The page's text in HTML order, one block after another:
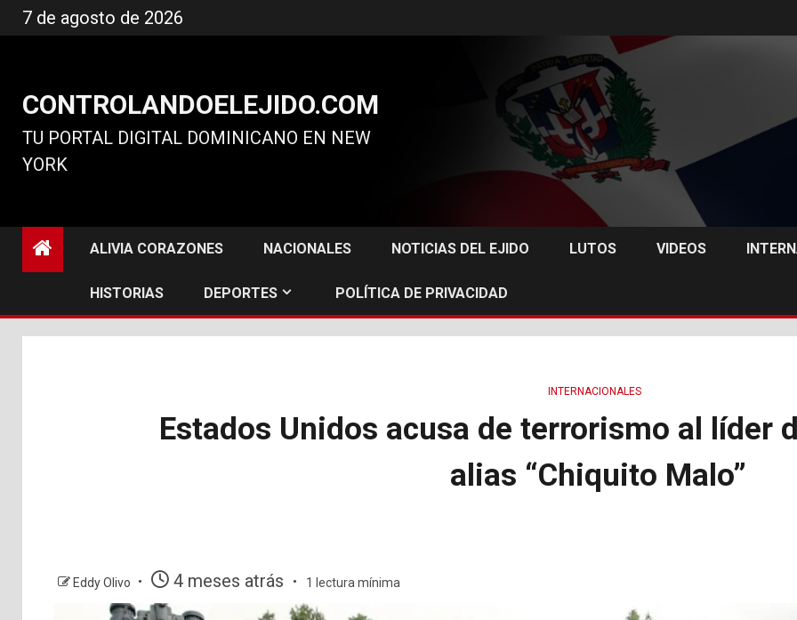
al
7 de agosto de 2026
CONTROLANDOELEJIDO.COM
TU PORTAL DIGITAL DOMINICANO EN NEW
YORK
ALIVIA CORAZONES NACIONALES NOTICIAS DEL EJIDO LUTOS VIDEOS
HISTORIAS DEPORTES POLÍTICA DE PRIVACIDAD
INTERNACIONALES
Estados Unidos acusa de terrorismo al líder
alias “Chiquito Malo”
Eddy Olivo 4 meses atrás 1 lectura mínima